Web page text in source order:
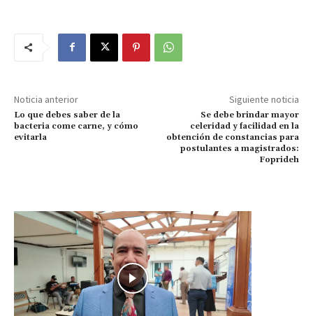
Noticia anterior
Lo que debes saber de la
bacteria come carne, y cómo
evitarla
Siguiente noticia
Se debe brindar mayor
celeridad y facilidad en la
obtención de constancias para
postulantes a magistrados:
Foprideh